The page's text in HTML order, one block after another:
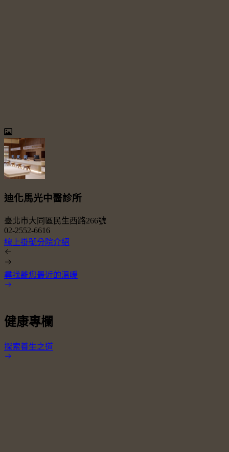
迪化馬光中醫診所
臺北市大同區民生西路266號
02-2552-6616
線上掛號分院介紹
尋找離您最近的溫暖
健康專欄
探索養生之道